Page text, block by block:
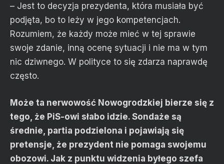
– Jest to decyzja prezydenta, która musiała być
podjęta, bo to leży w jego kompetencjach.
Rozumiem, że każdy może mieć w tej sprawie
swoje zdanie, inną ocenę sytuacji i nie ma w tym
nic dziwnego. W polityce to się zdarza naprawdę
często.
Może ta nerwowość Nowogrodzkiej bierze się z
tego, że PiS-owi słabo idzie. Sondaże są
średnie, partia podzielona i pojawiają się
pretensje, że prezydent nie pomaga swojemu
obozowi. Jak z punktu widzenia byłego szefa